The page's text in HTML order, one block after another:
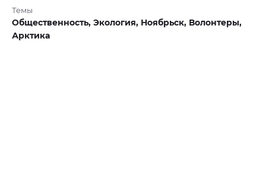
Темы
Общественность, Экология, Ноябрьск, Волонтеры,
Арктика